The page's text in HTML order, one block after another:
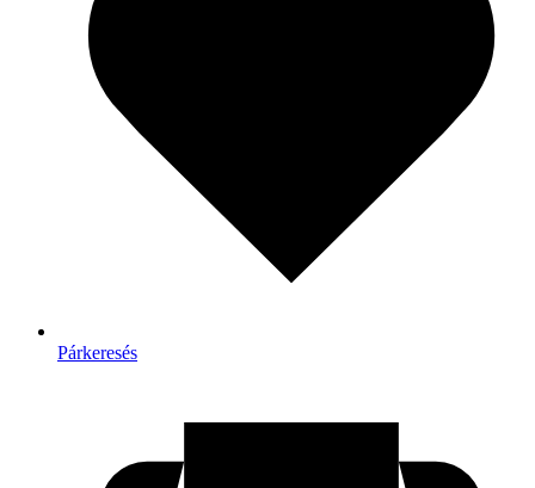
Párkeresés